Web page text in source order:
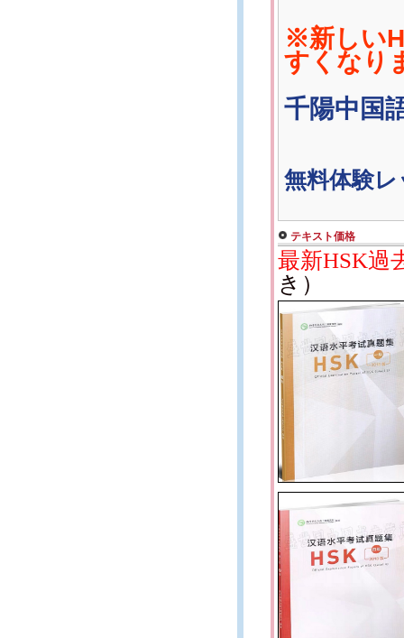
※新しい
すくなり
千陽中国
無料体験
テキスト価格
最新HSK過
き）